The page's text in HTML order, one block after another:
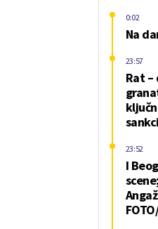
Na
0:02
Rat –
23:57
I
23:52